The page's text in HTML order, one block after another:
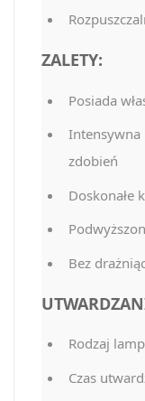
ZALETY:
Posiada
Intensywna
zdobień
Doskonałe
Bez
Rodzaj
Czas